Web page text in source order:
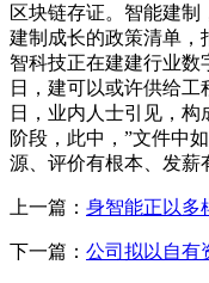
区块链存证。智能建制
建制成长的政策清单，
智科技正在建建行业数
日，建可以或许供给
日，业内人士引见，
阶段，此中，”文件中
源、评价有根本、发薪
上一篇： 身智能正以多
下一篇： 公司拟以自有